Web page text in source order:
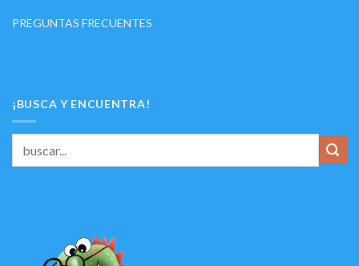
PREGUNTAS FRECUENTES
¡BUSCA Y ENCUENTRA!